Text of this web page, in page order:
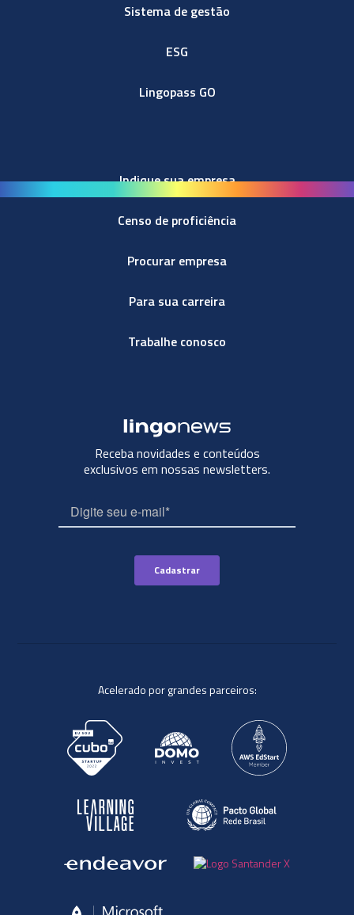
Sistema de gestão
ESG
Lingopass GO
Indique sua empresa
Censo de proficiência
Procurar empresa
Para sua carreira
Trabalhe conosco
Receba novidades e conteúdos
exclusivos em nossas newsletters.
Acelerado por grandes parceiros: